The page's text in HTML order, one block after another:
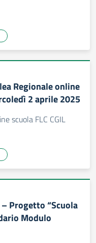
Regionale online
2 aprile 2025
scuola FLC CGIL
– Progetto “Scuola
Modulo